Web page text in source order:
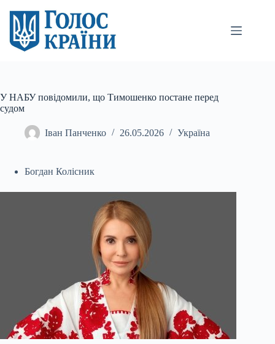
вмісту
У НАБУ повідомили, що Тимошенко постане перед
судом
Іван Панченко 26.05.2026 Україна
Богдан Колісник